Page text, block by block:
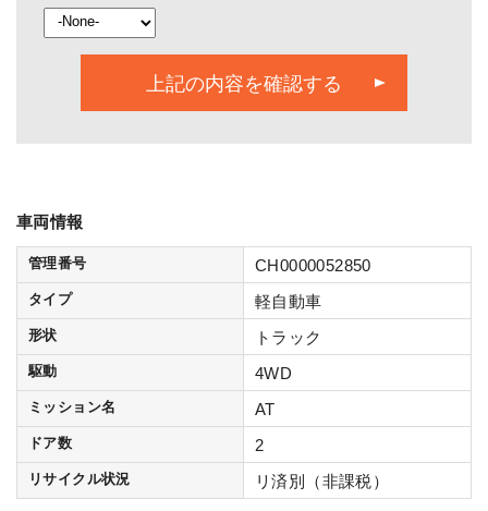
車両情報
管理番号 CH0000052850
タイプ 軽自動車
形状 トラック
駆動 4WD
ミッション名 AT
ドア数 2
リサイクル状況 リ済別（非課税）